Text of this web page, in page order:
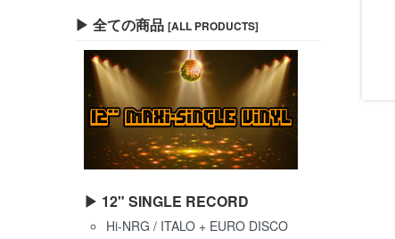
▶ 全ての商品 [ALL PRODUCTS]
▶ 12" SINGLE RECORD
Hi-NRG / ITALO + EURO DISCO